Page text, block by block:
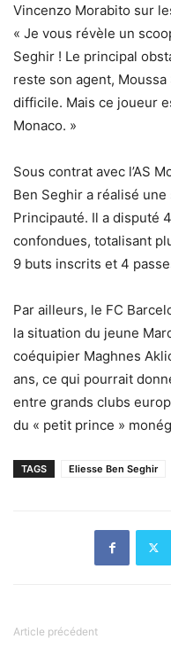
Vincenzo Morabito sur
« Je vous révèle un
Seghir ! Le principal
reste son agent,
difficile. Mais ce joueur
Monaco. »
Sous contrat avec l’AS
Ben Seghir a réalisé
Principauté. Il a disputé
confondues, totalisant
9 buts inscrits et 4
Par ailleurs, le FC
la situation du jeune
coéquipier Maghnes
ans, ce qui pourrait
entre grands clubs
du « petit prince »
TAGS Eliesse Ben Seghir
Article précédent